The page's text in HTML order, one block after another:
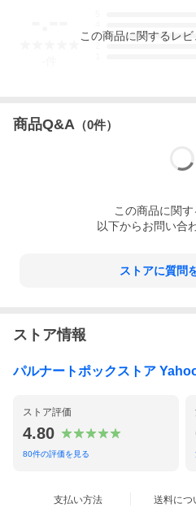
3
この商品に関するレ
商品Q&A （0件）
この商品に関す
以下からお問い合
ストアに質問
ストア情報
パルナートポックストア
ストア評価
4.80
80件の評価を見る
支払い方法 送料につ